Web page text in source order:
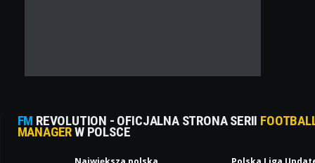
FM REVOLUTION - OFICJALNA STRONA SERII
MANAGERW POLSCE